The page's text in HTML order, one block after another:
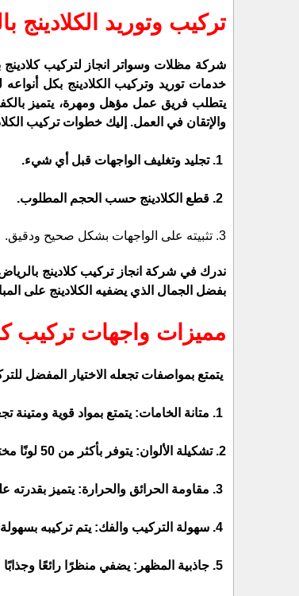
تركيب وتوريد الكلادينج
خدمات توريد وتركيب الكلادينج بكل
والإتقان في العمل. إليك خطوات تركيب
1. تجليد وتغليف الواجهات قبل أي شيء.
2. قطع الكلادينج حسب الحجم المطلوب.
3. تثبيته على الواجهات بشكل صحيح ودقيق.
بفضل الجمال الذي يضفيه الكلادينج على
مميزات واجهات تركيب
1. متانة الخامات: يتمتع بمواد قوية ومتينة
2. تشكيلة الألوان: يتوفر بأكثر من 50 لونًا مختلفًا، مما يتيح تنوعًا كبيرًا في اختيار الألوان المناسبة للتصميم الخارجي.
3. مقاومة الحرائق والحرارة: يتميز بقدرته
4. سهولة التركيب والفك: يتم تركيبه
5. جاذبية المظهر: يضفي منظرًا رائعًا وجذابًا